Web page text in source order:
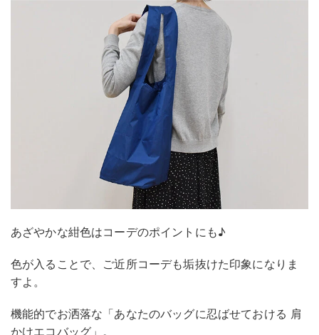
あざやかな紺色はコーデのポイントにも♪
色が入ることで、ご近所コーデも垢抜けた印象になりま
すよ。
機能的でお洒落な「あなたのバッグに忍ばせておける 肩
かけエコバッグ」。